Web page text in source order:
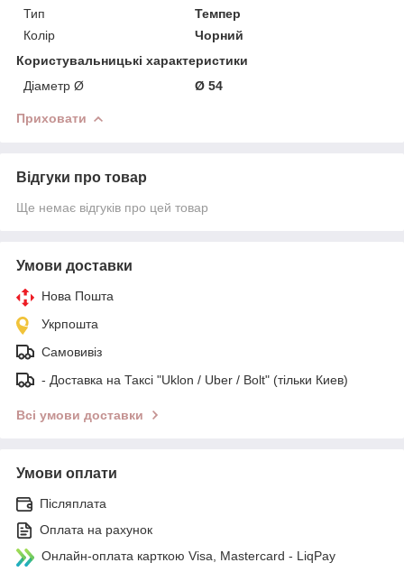
Тип
Темпер
Колір
Чорний
Користувальницькі характеристики
Діаметр Ø
Ø 54
Приховати
Відгуки про товар
Ще немає відгуків про цей товар
Умови доставки
Нова Пошта
Укрпошта
Самовивіз
- Доставка на Таксі "Uklon / Uber / Bolt" (тільки Киев)
Всі умови доставки
Умови оплати
Післяплата
Оплата на рахунок
Онлайн-оплата карткою Visa, Mastercard - LiqPay